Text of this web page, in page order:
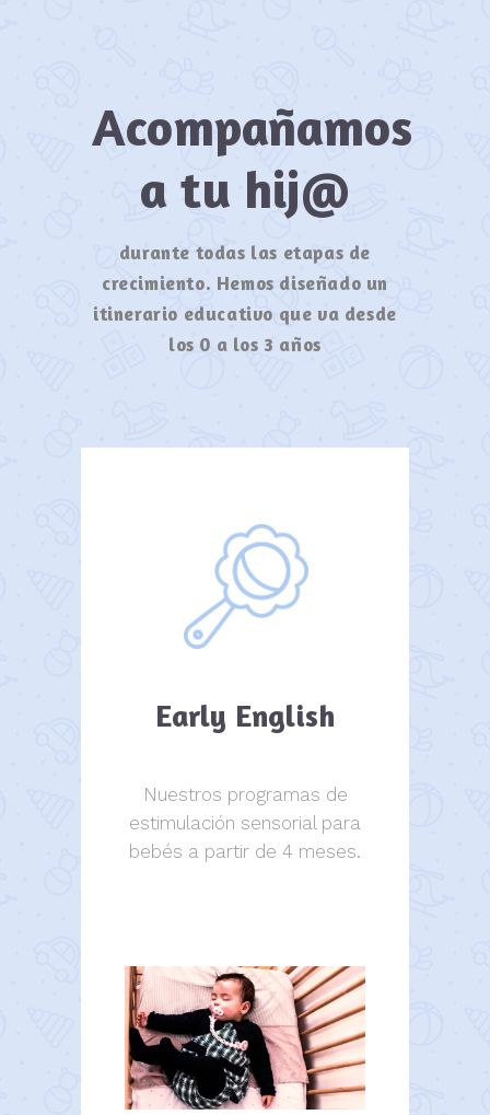
Acompañamos
a tu hij@
durante todas las etapas de
crecimiento. Hemos diseñado un
itinerario educativo que va desde
los 0 a los 3 años
Early English
Nuestros programas de
estimulación sensorial para
bebés a partir de 4 meses.